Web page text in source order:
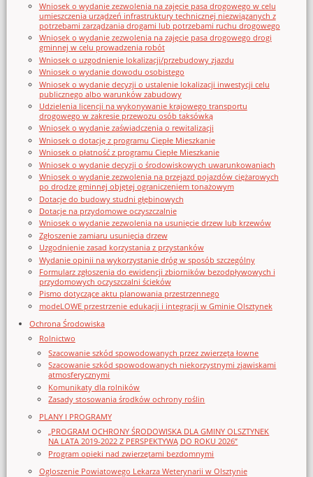
Wniosek o wydanie zezwolenia na zajęcie pasa drogowego w celu
umieszczenia urządzeń infrastruktury technicznej niezwiązanych z
potrzebami zarządzania drogami lub potrzebami ruchu drogowego
Wniosek o wydanie zezwolenia na zajęcie pasa drogowego drogi
gminnej w celu prowadzenia robót
Wniosek o uzgodnienie lokalizacji/przebudowy zjazdu
Wniosek o wydanie dowodu osobistego
Wniosek o wydanie decyzji o ustalenie lokalizacji inwestycji celu
publicznego albo warunków zabudowy
Udzielenia licencji na wykonywanie krajowego transportu
drogowego w zakresie przewozu osób taksówką
Wniosek o wydanie zaświadczenia o rewitalizacji
Wniosek o dotację z programu Ciepłe Mieszkanie
Wniosek o płatność z programu Ciepłe Mieszkanie
Wniosek o wydanie decyzji o środowiskowych uwarunkowaniach
Wniosek o wydanie zezwolenia na przejazd pojazdów ciężarowych
po drodze gminnej objętej ograniczeniem tonażowym
Dotacje do budowy studni głębinowych
Dotacje na przydomowe oczyszczalnie
Wniosek o wydanie zezwolenia na usunięcie drzew lub krzewów
Zgłoszenie zamiaru usunięcia drzew
Uzgodnienie zasad korzystania z przystanków
Wydanie opinii na wykorzystanie dróg w sposób szczególny
Formularz zgłoszenia do ewidencji zbiorników bezodpływowych i
przydomowych oczyszczalni ścieków
Pismo dotyczące aktu planowania przestrzennego
modeLOWE przestrzenie edukacji i integracji w Gminie Olsztynek
Ochrona Środowiska
Rolnictwo
Szacowanie szkód spowodowanych przez zwierzęta łowne
Szacowanie szkód spowodowanych niekorzystnymi zjawiskami
atmosferycznymi
Komunikaty dla rolników
Zasady stosowania środków ochrony roślin
PLANY I PROGRAMY
„PROGRAM OCHRONY ŚRODOWISKA DLA GMINY OLSZTYNEK
NA LATA 2019-2022 Z PERSPEKTYWĄ DO ROKU 2026”
Program opieki nad zwierzętami bezdomnymi
Ogloszenie Powiatowego Lekarza Weterynarii w Olsztynie